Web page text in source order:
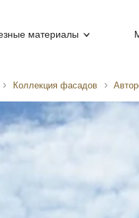
материалы
Коллекция фасадов